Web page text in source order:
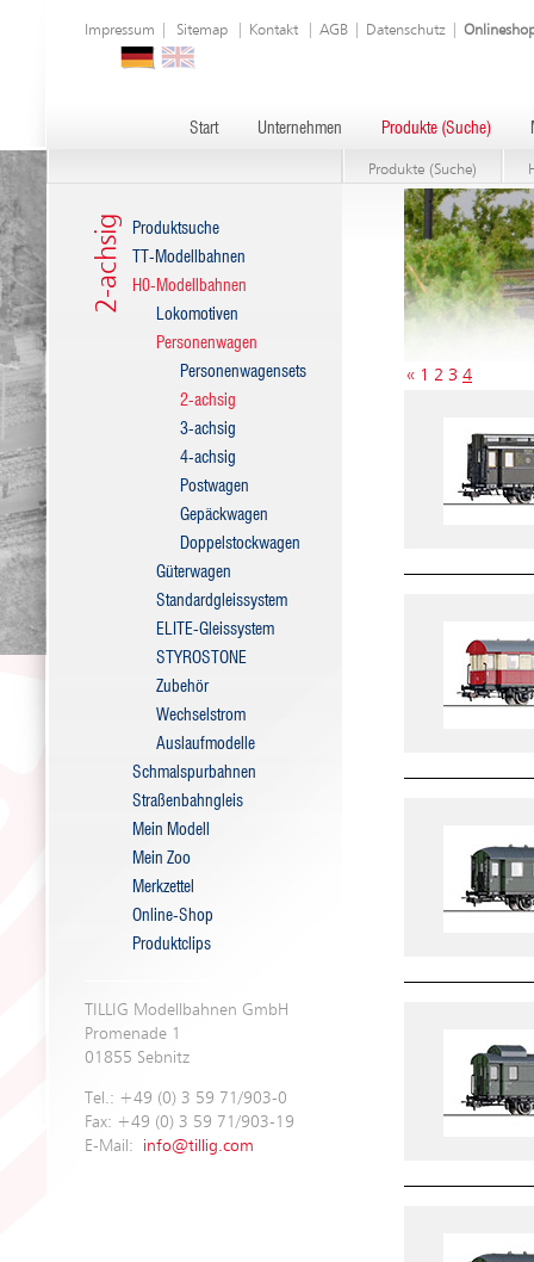
Impressum Sitemap Kontakt AGB Datenschutz
Start Unternehmen Produkte (Suche)
Produkte (Suche)
2-achsig
Produktsuche
TT-Modellbahnen
H0-Modellbahnen
Lokomotiven
Personenwagen
Personenwagensets
2-achsig
3-achsig
4-achsig
Postwagen
Gepäckwagen
Doppelstockwagen
Güterwagen
Standardgleissystem
ELITE-Gleissystem
STYROSTONE
Zubehör
Wechselstrom
Auslaufmodelle
Schmalspurbahnen
Straßenbahngleis
Mein Modell
Mein Zoo
Merkzettel
Online-Shop
Produktclips
TILLIG Modellbahnen GmbH
Promenade 1
01855 Sebnitz
Tel.: +49 (0) 3 59 71/903-0
Fax: +49 (0) 3 59 71/903-19
E-Mail: info@tillig.com
« 1 2 3 4